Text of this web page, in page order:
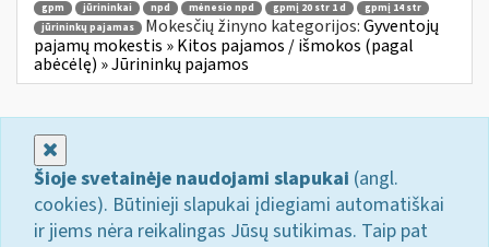
gpm jūrininkai npd mėnesio npd gpmį 20 str 1 d
gpmį 14 str
jūrininkų pajamas
Mokesčių žinyno kategorijos:Gyventojų
pajamų mokestis » Kitos pajamos / išmokos (pagal
abėcėlę) » Jūrininkų pajamos
Šioje svetainėje naudojami slapukai (angl.
cookies). Būtinieji slapukai įdiegiami automatiškai
ir jiems nėra reikalingas Jūsų sutikimas. Taip pat